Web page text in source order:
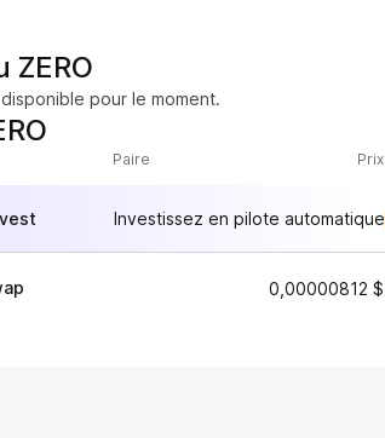
ZERO
pour le moment.
Paire Prix
Investissez en pilote automatique
0,00000812 $